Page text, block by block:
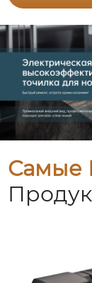
Самые